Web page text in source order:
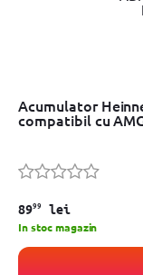
Acumulator
compatibil cu
8999 lei
In stoc magazin